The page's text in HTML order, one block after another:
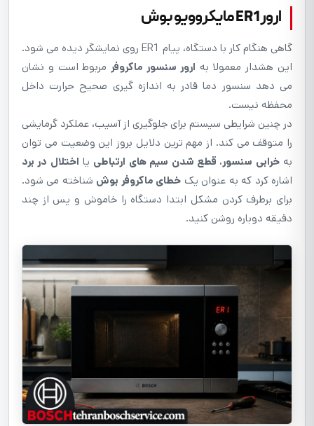
ارور ER1 مایکروویو بوش
گاهی هنگام کار با دستگاه، پیام ER1 روی نمایشگر دیده می شود.
این هشدار معمولا به ارور سنسور ماکروفر مربوط است و نشان
می دهد سنسور دما قادر به اندازه گیری صحیح حرارت داخل
محفظه نیست.
در چنین شرایطی سیستم برای جلوگیری از آسیب، عملکرد گرمایشی
را متوقف می کند. از مهم ترین دلایل بروز این وضعیت می توان
بهخرابی سنسور، قطع شدن سیم های ارتباطی یا اختلال در برد
اشاره کرد که به عنوان یک خطای ماکروفر بوش شناخته می شود.
برای برطرف کردن مشکل ابتدا دستگاه را خاموش و پس از چند
دقیقه دوباره روشن کنید.